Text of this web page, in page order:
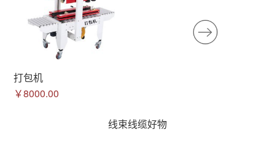
打包机
￥8000.00
线束线缆好物